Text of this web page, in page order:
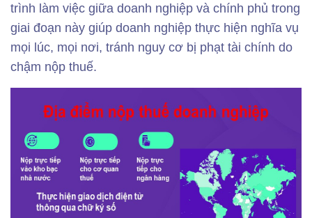
trình làm việc giữa doanh nghiệp và chính phủ trong
giai đoạn này giúp doanh nghiệp thực hiện nghĩa vụ
mọi lúc, mọi nơi, tránh nguy cơ bị phạt tài chính do
chậm nộp thuế.